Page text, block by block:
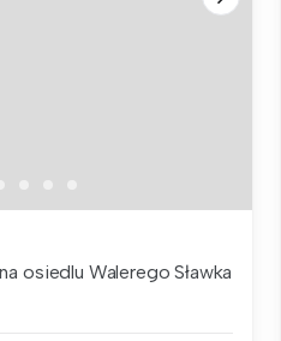
osiedlu Walerego Sławka